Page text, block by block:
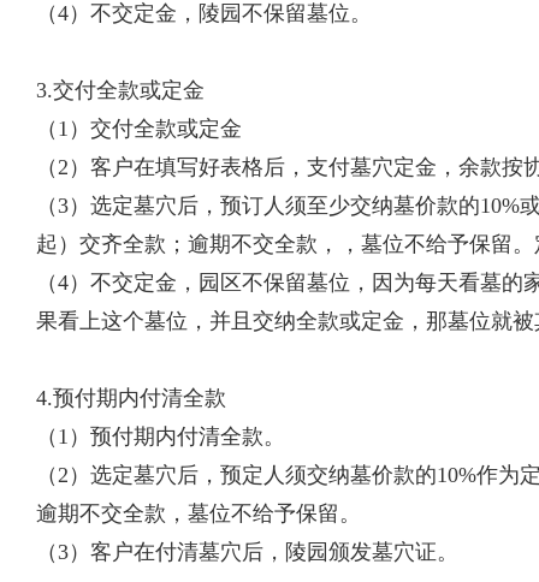
（4）不交定金，陵园不保留墓位。
3.交付全款或定金
（1）交付全款或定金
（2）客户在填写好表格后，支付墓穴定金，余款按
（3）选定墓穴后，预订人须至少交纳墓价款的
起）交齐全款；逾期不交全款，，墓位不给予保留
（4）不交定金，园区不保留墓位，因为每天看墓
果看上这个墓位，并且交纳全款或定金，那墓位就
4.预付期内付清全款
（1）预付期内付清全款。
（2）选定墓穴后，预定人须交纳墓价款的10%作
逾期不交全款，墓位不给予保留。
（3）客户在付清墓穴后，陵园颁发墓穴证。